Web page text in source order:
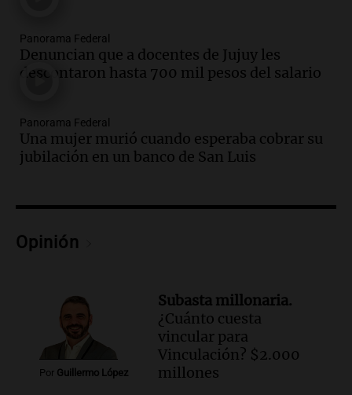
Episodios
Audio.Chile planteó mejorar la
conectividad fronteriza, aérea y digital
Panorama Federal
Episodios
Audio.Del fitness a la longevidad: por
Una mañana para todos
Audio.
Panorama Federal
Episodios
Audio.
La construcción en Argentina
cayó 4,1% en junio pero acumula un
aumento del 2,8% en el semestre
Panorama Federal
Denuncian que a docentes de Jujuy les
descontaron hasta 700 mil pesos del salario
Panorama Federal
Una mujer murió cuando esperaba cobrar su
jubilación en un banco de San Luis
Opinión
Por Guillermo López
Subasta millonaria.
¿Cuánto cuesta
vincular para
Vinculación? $2.000
millones